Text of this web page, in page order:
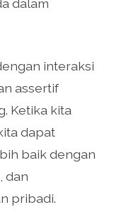
dalam
interaksi
assertif
Ketika kita
dapat
baik dengan
dan
pribadi.